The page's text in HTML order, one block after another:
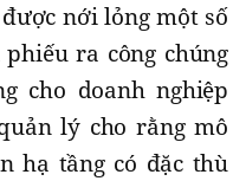
nới lỏng một số
ra công chúng
cho doanh nghiệp
lý cho rằng mô
hạ tầng có đặc thù